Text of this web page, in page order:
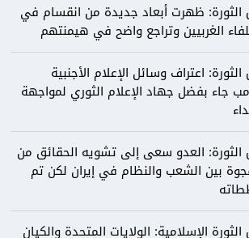
الثورة: ظهرت أبعاد جديدة من انقسام في
الغربيين وتراجع واضح في هيمنتهم
اعتراف وسائل الإعلام الأجنبية
جاء بفضل جهاد الإعلام الثوري لمواجهة
الثورة: العدو سعى إلى تشويه الحقائق من
بين الشعب والنظام في إيران لكن تم
الإسلامية: الولايات المتحدة والكيان